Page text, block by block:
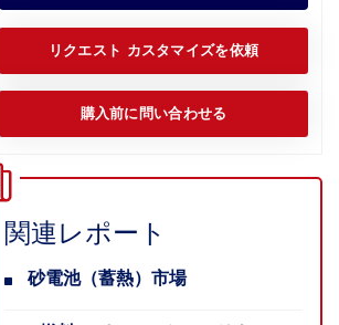
リクエスト カスタマイズを依頼
購入前に問い合わせる
関連レポート
砂電池（蓄熱）市場